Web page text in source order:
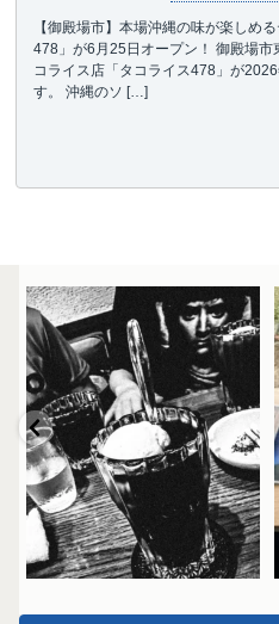
【御殿場市】本場沖縄の味が楽しめ
478」が6月25日オープン！ 御殿場市
コライス店「タコライス478」が
す。 沖縄のソ […]